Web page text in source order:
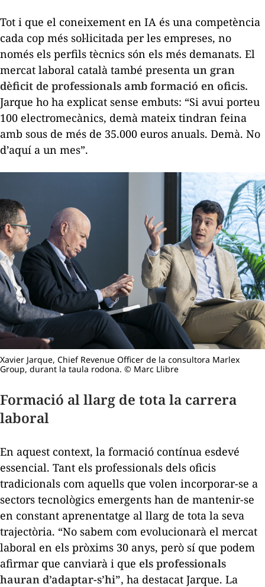
Tot i que el coneixement en IA és una competència
cada cop més sol·licitada per les empreses, no
només els perfils tècnics són els més demanats. El
mercat laboral català també presenta un gran
dèficit de professionals amb formació en oficis.
Jarque ho ha explicat sense embuts: “Si avui porteu
100 electromecànics, demà mateix tindran feina
amb sous de més de 35.000 euros anuals. Demà. No
d’aquí a un mes”.
Xavier Jarque, Chief Revenue Officer de la consultora Marlex
Group, durant la taula rodona. © Marc Llibre
Formació al llarg de tota la carrera
laboral
En aquest context, la formació contínua esdevé
essencial. Tant els professionals dels oficis
tradicionals com aquells que volen incorporar-se a
sectors tecnològics emergents han de mantenir-se
en constant aprenentatge al llarg de tota la seva
trajectòria. “No sabem com evolucionarà el mercat
laboral en els pròxims 30 anys, però sí que podem
afirmar que canviarà i que els professionals
hauran d’adaptar-s’hi”, ha destacat Jarque. La